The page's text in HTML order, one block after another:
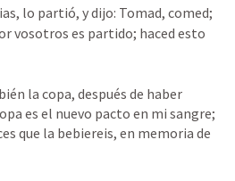
lo partió, y dijo: Tomad, comed;
vosotros es partido; haced esto
la copa, después de haber
es el nuevo pacto en mi sangre;
que la bebiereis, en memoria de